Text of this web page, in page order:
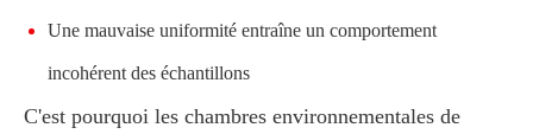
Une mauvaise uniformité entraîne un comportement
incohérent des échantillons
C'est pourquoi les chambres environnementales de